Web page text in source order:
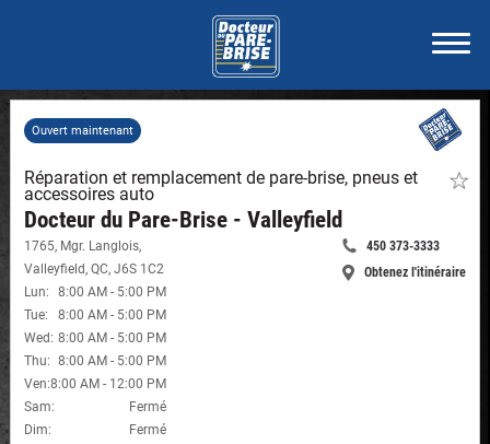
Ouvert maintenant
Réparation et remplacement de pare-brise, pneus et
accessoires auto
Docteur du Pare-Brise - Valleyfield
de
favori
-
1765, Mgr. Langlois,
Valleyfield,QC,J6S 1C2
Lun: 8:00 AM - 5:00 PM
Tue: 8:00 AM - 5:00 PM
Wed : 8:00 AM - 5:00 PM
Thu: 8:00 AM - 5:00 PM
Ven:8:00 AM - 12:00 PM
Sam:
Fermé
Dim: Fermé
Appelle
maintenant:
450 373-3333
Obtenez l'itinéraire